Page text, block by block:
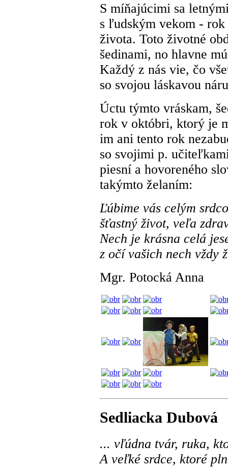
S míňajúcimi sa
s ľudským vekom - rok
života. Toto životné
šedinami, no hlavne
Každý z nás vie, čo
so svojou láskavou
Úctu týmto vráskam,
rok v októbri, ktorý je
im ani tento rok
so svojimi p.
piesní a hovoreného
takýmto želaním:
Ľúbime vás celým
šťastný život, veľa
Nech je krásna celá
z očí vašich nech vždy
Mgr. Potocká Anna
Sedliacka Dubová
... vľúdna tvár, ruka,
A veľké srdce, ktoré